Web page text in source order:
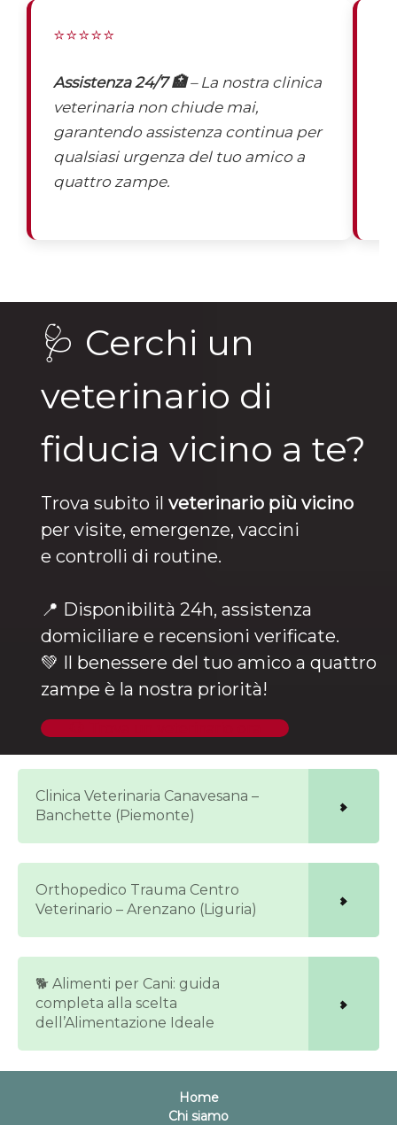
⭐⭐⭐⭐⭐
Assistenza 24/7 🏥– La nostra clinica
veterinaria non chiude mai,
garantendo assistenza continua per
qualsiasi urgenza del tuo amico a
quattro zampe.
🩺 Cerchi un
veterinario di
fiducia vicino a te?
Trova subito il veterinario più vicino
per visite, emergenze, vaccini
e controlli di routine.
📍 Disponibilità 24h, assistenza
domiciliare e recensioni verificate.
💚 Il benessere del tuo amico a quattro
zampe è la nostra priorità!
Clinica Veterinaria Canavesana –
Banchette (Piemonte)
Orthopedico Trauma Centro
Veterinario – Arenzano (Liguria)
🐕 Alimenti per Cani: guida
completa alla scelta
dell’Alimentazione Ideale
Home
Chi siamo